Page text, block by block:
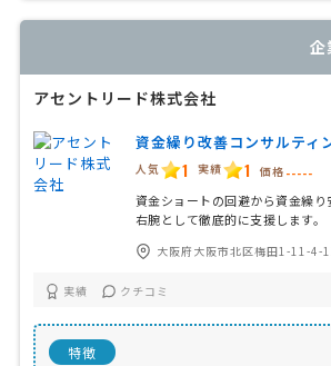
企
アセントリード株式会社
資金繰り改善コンサルティ
人気 1 実績 1 価格 -----
資金ショートの回避から資金繰
右腕として徹底的に支援します。
大阪府大阪市北区梅田1-11-4-
実績 クチコミ
特徴